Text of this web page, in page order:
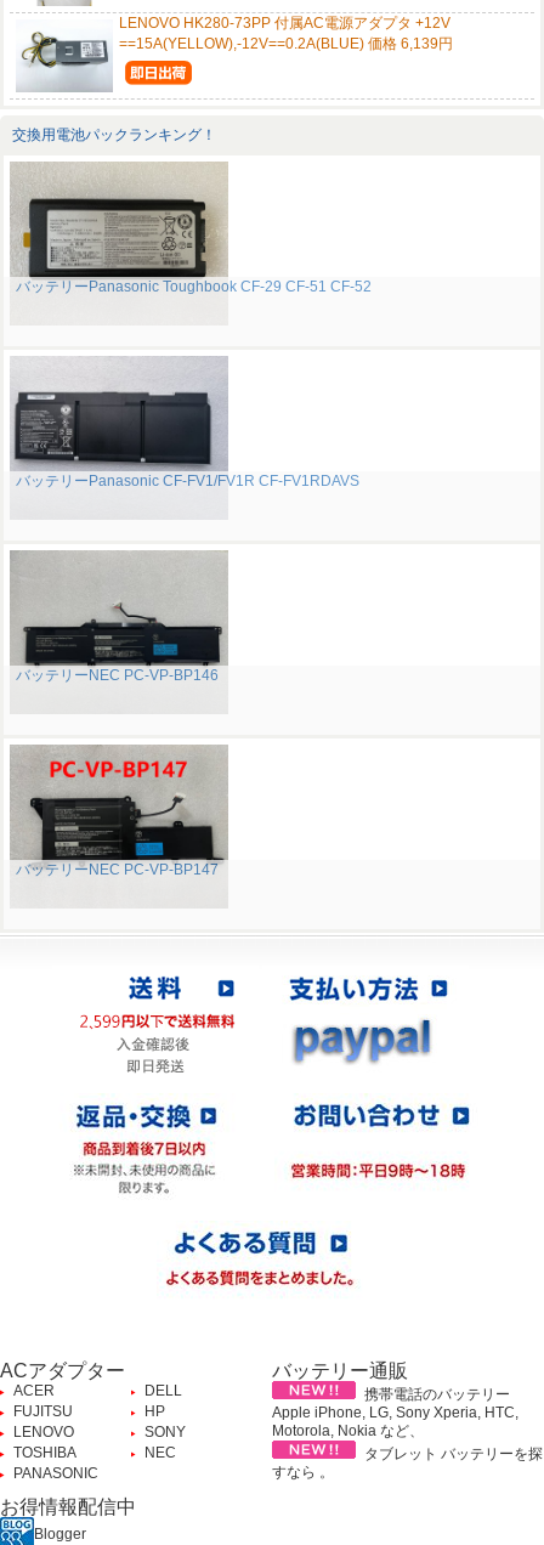
LENOVO HK280-73PP 付属AC電源アダプタ +12V
==15A(YELLOW),-12V==0.2A(BLUE) 価格 6,139円
交換用電池パックランキング！
バッテリーPanasonic Toughbook CF-29 CF-51 CF-52
バッテリーPanasonic CF-FV1/FV1R CF-FV1RDAVS
バッテリーNEC PC-VP-BP146
バッテリーNEC PC-VP-BP147
ACアダプター
ACER
DELL
FUJITSU
HP
LENOVO
SONY
TOSHIBA
NEC
PANASONIC
バッテリー通販
携帯電話のバッテリー
Apple iPhone, LG, Sony Xperia, HTC,
Motorola, Nokia など、
タブレット バッテリーを探
すなら 。
お得情報配信中
Blogger